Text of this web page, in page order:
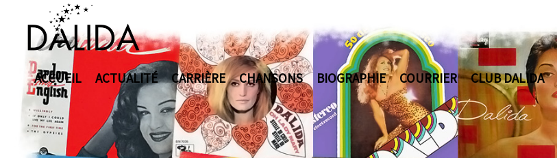
ACCUEIL ACTUALITÉ CARRIÈRE CHANSONS BIOGRAPHIE COURRIER CLUB DALIDA